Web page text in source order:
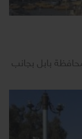
بابل بجانب